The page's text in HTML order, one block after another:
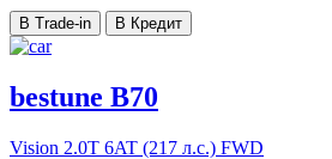
В Trade-in В Кредит
bestune B70
Vision 2.0T 6AT (217 л.с.) FWD